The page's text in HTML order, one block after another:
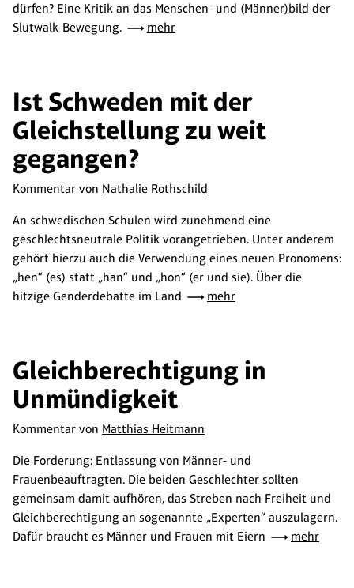
dürfen? Eine Kritik an das Menschen- und (Männer)bild der
Slutwalk-Bewegung.
mehr
Ist Schweden mit der
Gleichstellung zu weit
gegangen?
Kommentar von Nathalie Rothschild
An schwedischen Schulen wird zunehmend eine
geschlechtsneutrale Politik vorangetrieben. Unter anderem
gehört hierzu auch die Verwendung eines neuen Pronomens:
„hen“ (es) statt „han“ und „hon“ (er und sie). Über die
hitzige Genderdebatte im Land
mehr
Gleichberechtigung in
Unmündigkeit
Kommentar von Matthias Heitmann
Die Forderung: Entlassung von Männer- und
Frauenbeauftragten. Die beiden Geschlechter sollten
gemeinsam damit aufhören, das Streben nach Freiheit und
Gleichberechtigung an sogenannte „Experten“ auszulagern.
Dafür braucht es Männer und Frauen mit Eiern
mehr